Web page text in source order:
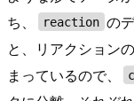
ち、
reaction の
と、リアクション
まっているので、